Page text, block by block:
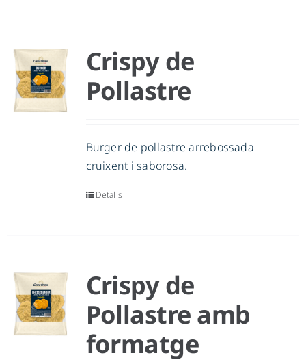
Crispy de
Pollastre
Burger de pollastre arrebossada
cruixent i saborosa.
Detalls
Crispy de
Pollastre amb
formatge